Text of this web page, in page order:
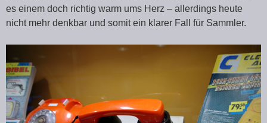
es einem doch richtig warm ums Herz – allerdings heute
nicht mehr denkbar und somit ein klarer Fall für Sammler.